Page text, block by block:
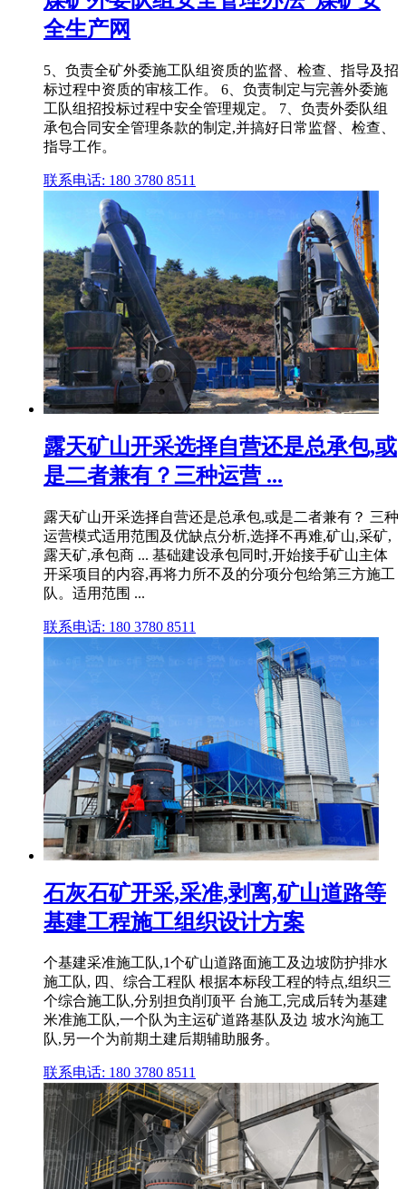
全生产网
5、负责全矿外委施工队组资质的监督、检查、指导及招
标过程中资质的审核工作。 6、负责制定与完善外委施
工队组招投标过程中安全管理规定。 7、负责外委队组
承包合同安全管理条款的制定,并搞好日常监督、检查、
指导工作。
联系电话: 180 3780 8511
露天矿山开采选择自营还是总承包,或
是二者兼有？三种运营 ...
露天矿山开采选择自营还是总承包,或是二者兼有？ 三种
运营模式适用范围及优缺点分析,选择不再难,矿山,采矿,
露天矿,承包商 ... 基础建设承包同时,开始接手矿山主体
开采项目的内容,再将力所不及的分项分包给第三方施工
队。适用范围 ...
联系电话: 180 3780 8511
石灰石矿开采,采准,剥离,矿山道路等
基建工程施工组织设计方案
个基建采准施工队,1个矿山道路面施工及边坡防护排水
施工队, 四、综合工程队 根据本标段工程的特点,组织三
个综合施工队,分别担负削顶平 台施工,完成后转为基建
米准施工队,一个队为主运矿道路基队及边 坡水沟施工
队,另一个为前期土建后期辅助服务。
联系电话: 180 3780 8511